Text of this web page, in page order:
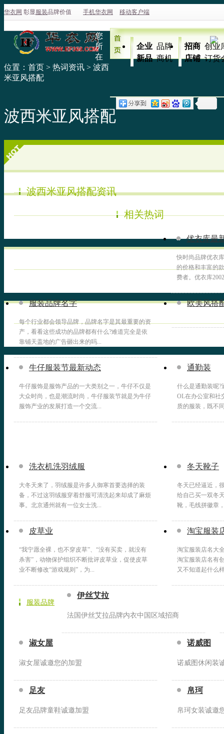
华衣网 彰显服装品牌价值 手机华衣网 移动客户端
企业 品牌
新品 商机
招商 创业
店铺 订货
您
所
在
位置： 首页 > 热词资讯 > 波西
米亚风搭配
波西米亚风搭配
波西米亚风搭配资讯
相关热词
优衣库最
快时尚品牌优衣
的价格和丰富的
费者。优衣库
服装品牌名字
每个行业都会领导品牌，品牌名字是其最重要的资
产，看看这些成功的品牌都有什么?难道完全是依
靠铺天盖地的广告砸出来的吗...
欧美风搭
牛仔服装节最新动态
牛仔服饰是服饰产品的一大类别之一，牛仔不仅是
大众时尚，也是潮流时尚，牛仔服装节就是为牛仔
服饰产业的发展打造一个交流...
通勤装
什么是通勤装呢
OL在办公室和社
质的服装，既不
洗衣机洗羽绒服
大冬天来了，羽绒服是许多人御寒首要选择的装
备，不过这羽绒服穿着舒服可清洗起来却成了麻烦
事。北京通州就有一位女士洗...
冬天靴子
冬天已经逼近，
给自己买一双冬
靴，毛线拼徽章
皮草业
“我宁愿全裸，也不穿皮草”、“没有买卖，就没有
杀害”，动物保护组织不断批评皮草业，促使皮草
业不断修改“游戏规则”，为...
淘宝服装
淘宝服装店名大
淘宝服装店名有
又不知道起什么
服装品牌
伊丝艾拉
法国伊丝艾拉品牌内衣中国区域招商
淑女屋
淑女屋诚邀您的加盟
诺威图
诺威图休闲装
足友
足友品牌童鞋诚邀加盟
帛珂
帛珂女装诚邀